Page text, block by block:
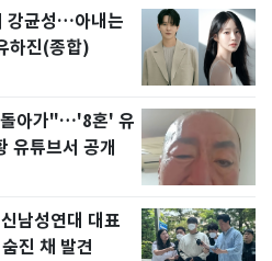
강균성…아내는
하진(종합)
돌아가"…'8혼' 유
유튜브서 공개
남성연대 대표
진 채 발견